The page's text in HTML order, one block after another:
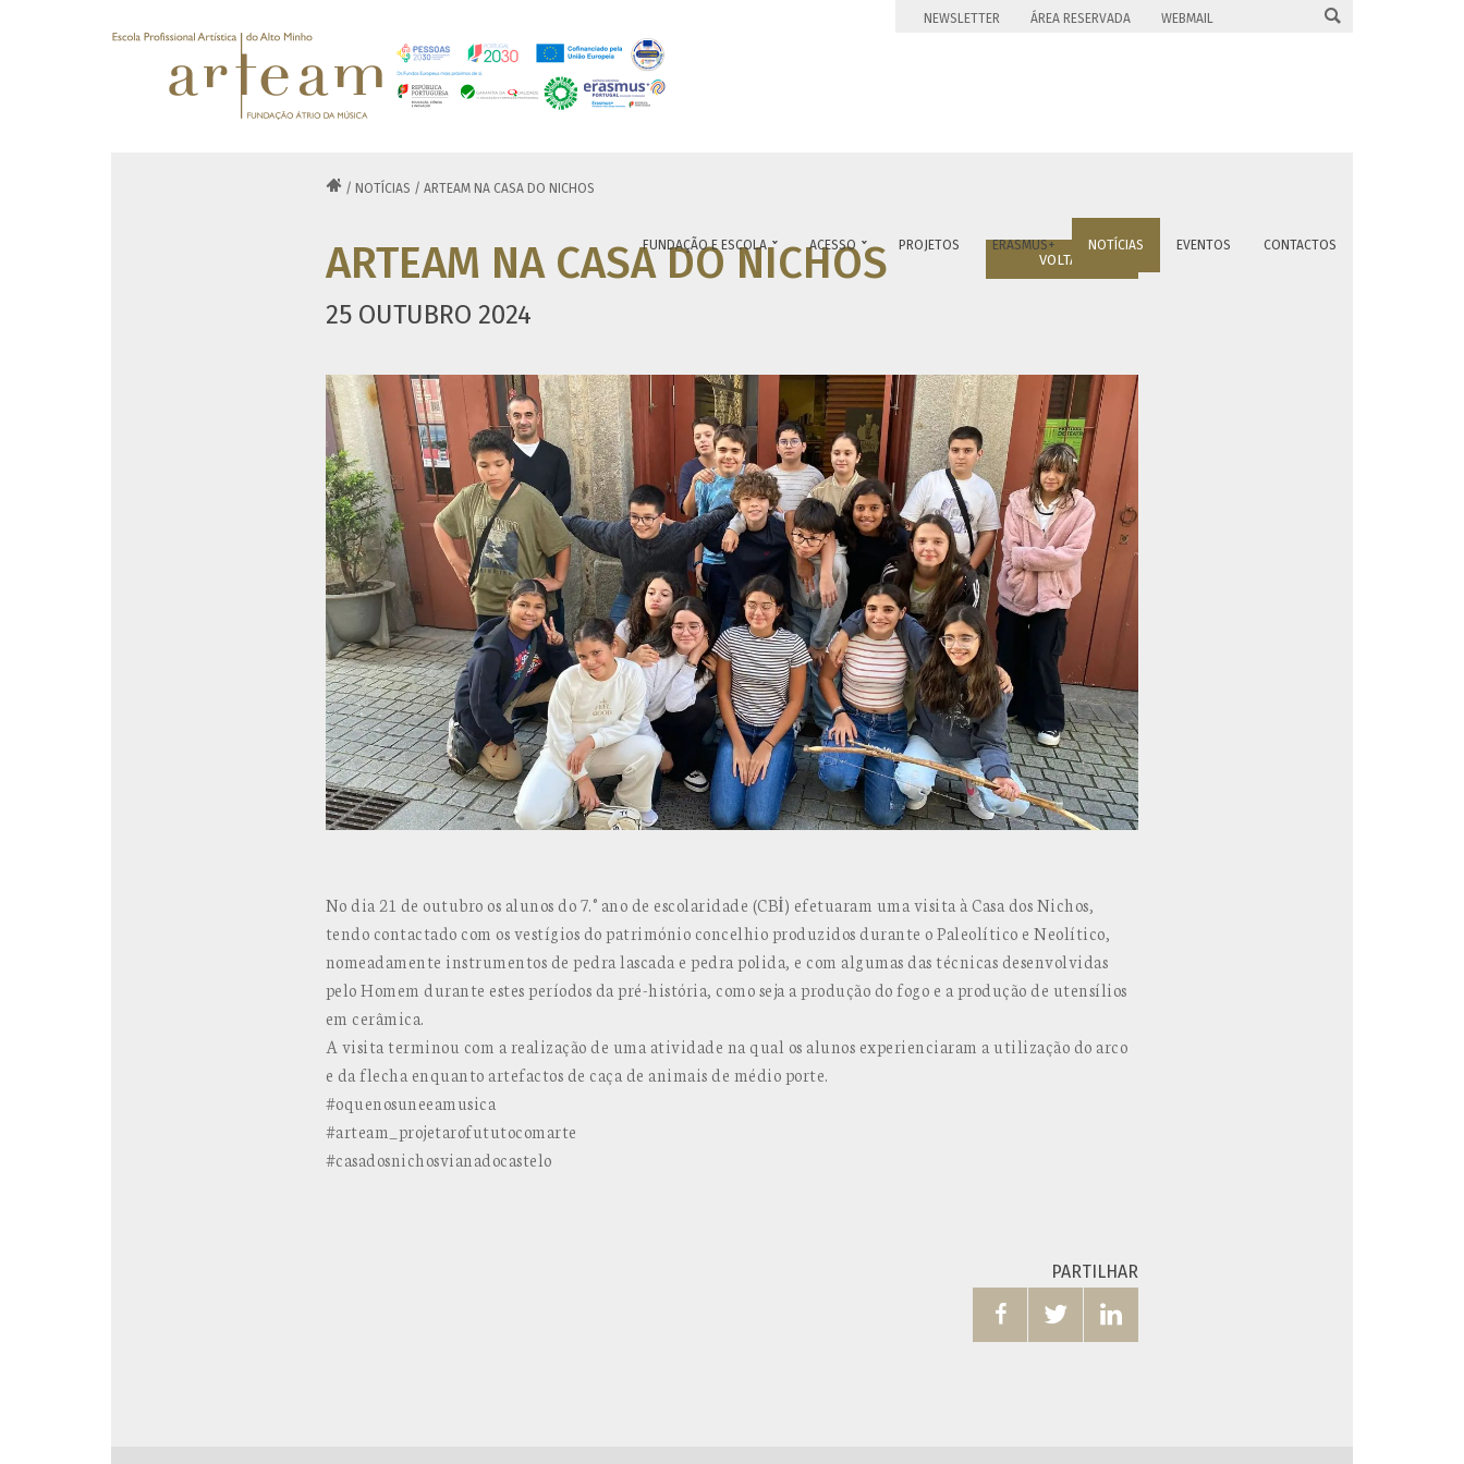
NEWSLETTER ÁREA RESERVADA WEBMAIL 
FUNDAÇÃO E ESCOLA  ACESSO  PROJETOS ERASMUS+ NOTÍCIAS EVENTOS CONTACTOS
 / NOTÍCIAS / ARTEAM NA CASA DO NICHOS
VOLTAR
ARTEAM NA CASA DO NICHOS
25 OUTUBRO 2024
No dia 21 de outubro os alunos do 7.° ano de escolaridade (CBİ) efetuaram uma visita à Casa dos Nichos,
tendo contactado com os vestígios do património concelhio produzidos durante o Paleolítico e Neolítico,
nomeadamente instrumentos de pedra lascada e pedra polida, e com algumas das técnicas desenvolvidas
pelo Homem durante estes períodos da pré-história, como seja a produção do fogo e a produção de utensílios
em cerâmica.
A visita terminou com a realização de uma atividade na qual os alunos experienciaram a utilização do arco
e da flecha enquanto artefactos de caça de animais de médio porte.
#oquenosuneeamusica
#arteam_projetarofututocomarte
#casadosnichosvianadocastelo
PARTILHAR
  